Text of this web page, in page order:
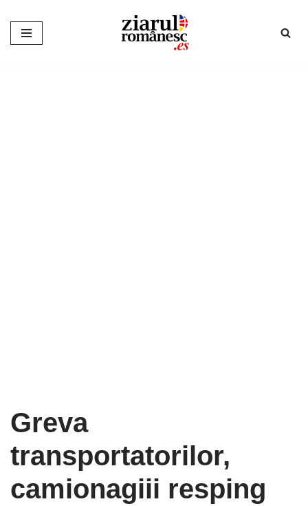
Sari
Greva
transportatorilor,
camionagiii resping